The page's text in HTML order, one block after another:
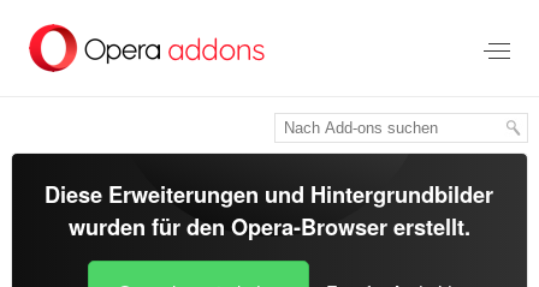
Hauptinhalt
springen
Diese Erweiterungen und Hintergrundbilder
wurden für den Opera-Browsererstellt.